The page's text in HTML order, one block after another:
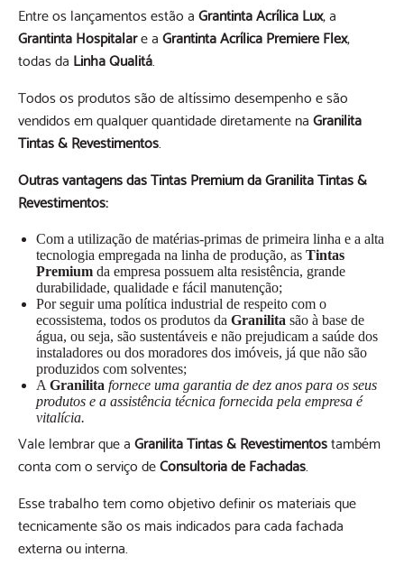
Entre os lançamentos estão aGrantinta Acrílica Lux, a
Grantinta Hospitalare aGrantinta Acrílica Premiere Flex,
todas da Linha Qualitá.
Todos os produtos são de altíssimo desempenho e são
vendidos em qualquer quantidade diretamente naGranilita
Tintas & Revestimentos.
Outras vantagens das Tintas Premium da Granilita Tintas &
Revestimentos:
Com a utilização de matérias-primas de primeira linha e a alta
tecnologia empregada na linha de produção, as Tintas
Premium da empresa possuem alta resistência, grande
durabilidade, qualidade e fácil manutenção;
Por seguir uma política industrial de respeito com o
ecossistema, todos os produtos da Granilita são à base de
água, ou seja, são sustentáveis e não prejudicam a saúde dos
instaladores ou dos moradores dos imóveis, já que não são
produzidos com solventes;
A Granilita fornece uma garantia de dez anos para os seus
produtos e a assistência técnica fornecida pela empresa é
vitalícia.
Vale lembrar que aGranilita Tintas & Revestimentostambém
conta com o serviço deConsultoria de Fachadas.
Esse trabalho tem como objetivo definir os materiais que
tecnicamente são os mais indicados para cada fachada
externa ou interna.